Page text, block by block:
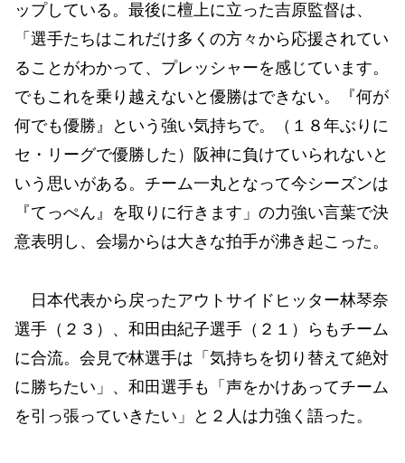
ップしている。最後に檀上に立った吉原監督は、
「選手たちはこれだけ多くの方々から応援されてい
ることがわかって、プレッシャーを感じています。
でもこれを乗り越えないと優勝はできない。『何が
何でも優勝』という強い気持ちで。（１８年ぶりに
セ・リーグで優勝した）阪神に負けていられないと
いう思いがある。チーム一丸となって今シーズンは
『てっぺん』を取りに行きます」の力強い言葉で決
意表明し、会場からは大きな拍手が沸き起こった。
日本代表から戻ったアウトサイドヒッター林琴奈
選手（２３）、和田由紀子選手（２１）らもチーム
に合流。会見で林選手は「気持ちを切り替えて絶対
に勝ちたい」、和田選手も「声をかけあってチーム
を引っ張っていきたい」と２人は力強く語った。